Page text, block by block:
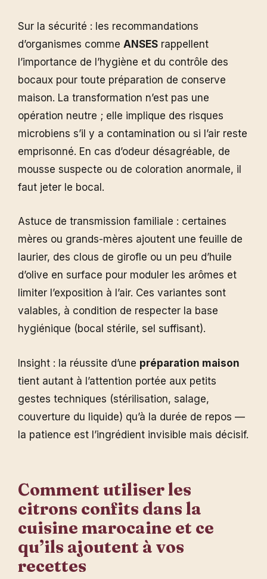
Sur la sécurité : les recommandations
d’organismes comme ANSES rappellent
l’importance de l’hygiène et du contrôle des
bocaux pour toute préparation de conserve
maison. La transformation n’est pas une
opération neutre ; elle implique des risques
microbiens s’il y a contamination ou si l’air reste
emprisonné. En cas d’odeur désagréable, de
mousse suspecte ou de coloration anormale, il
faut jeter le bocal.
Astuce de transmission familiale : certaines
mères ou grands-mères ajoutent une feuille de
laurier, des clous de girofle ou un peu d’huile
d’olive en surface pour moduler les arômes et
limiter l’exposition à l’air. Ces variantes sont
valables, à condition de respecter la base
hygiénique (bocal stérile, sel suffisant).
Insight : la réussite d’une préparation maison
tient autant à l’attention portée aux petits
gestes techniques (stérilisation, salage,
couverture du liquide) qu’à la durée de repos —
la patience est l’ingrédient invisible mais décisif.
Comment utiliser les
citrons confits dans la
cuisine marocaine et ce
qu’ils ajoutent à vos
recettes